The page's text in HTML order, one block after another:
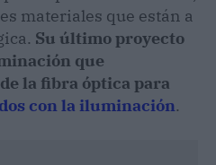
materiales que están a
Su último proyecto
que
la fibra óptica para
con la iluminación.